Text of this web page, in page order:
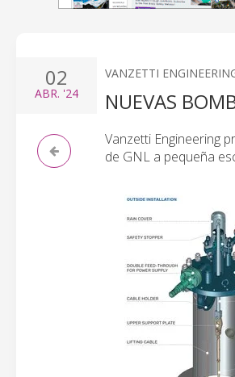
02
ABR. '24
VANZETTI
NUEVAS
Vanzetti Engineering
de GNL a pequeña